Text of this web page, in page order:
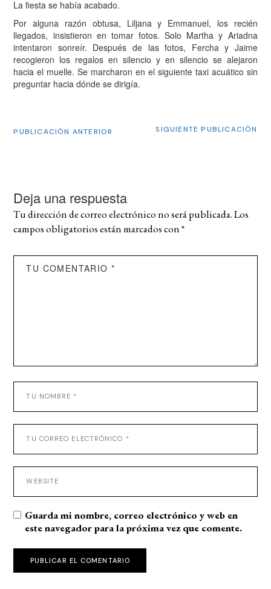
La fiesta se había acabado.
Por alguna razón obtusa, Liljana y Emmanuel, los recién
llegados, insistieron en tomar fotos. Solo Martha y Ariadna
intentaron sonreír. Después de las fotos, Fercha y Jaime
recogieron los regalos en silencio y en silencio se alejaron
hacia el muelle. Se marcharon en el siguiente taxi acuático sin
preguntar hacia dónde se dirigía.
PUBLICACIÓN ANTERIOR SIGUIENTE PUBLICACIÓN
Deja una respuesta
Tu dirección de correo electrónico no será publicada. Los
campos obligatorios están marcados con*
Guarda mi nombre, correo electrónico y web en
este navegador para la próxima vez que comente.
PUBLICAR EL COMENTARIO